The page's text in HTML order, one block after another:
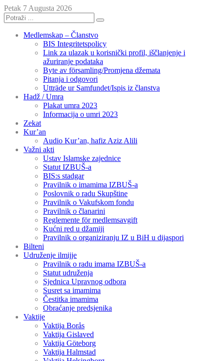
Petak 7 Augusta 2026
Medlemskap – Članstvo
BIS Integritetspolicy
Link za ulazak u korisnički profil, iščlanjenje i
ažuriranje podataka
Byte av församling/Promjena džemata
Pitanja i odgovori
Utträde ur Samfundet/Ispis iz članstva
Hadž / Umra
Plakat umra 2023
Informacija o umri 2023
Zekat
Kur’an
Audio Kur’an, hafiz Aziz Alili
Važni akti
Ustav Islamske zajednice
Statut IZBUŠ-a
BIS:s stadgar
Pravilnik o imamima IZBUŠ-a
Poslovnik o radu Skupštine
Pravilnik o Vakufskom fondu
Pravilnik o članarini
Reglemente för medlemsavgift
Kućni red u džamiji
Pravilnik o organiziranju IZ u BiH u dijaspori
Bilteni
Udruženje ilmijje
Pravilnik o radu imama IZBUŠ-a
Statut udruženja
Sjednica Upravnog odbora
Susret sa imamima
Čestitka imamima
Obraćanje predsjenika
Vaktije
Vaktija Borås
Vaktija Gislaved
Vaktija Göteborg
Vaktija Halmstad